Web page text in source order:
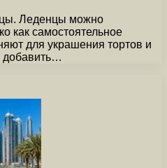
Леденцы можно
как самостоятельное
для украшения тортов и
добавить…